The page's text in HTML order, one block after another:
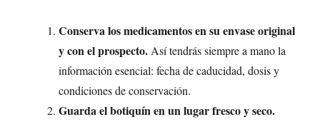
Conserva los medicamentos en su envase original
y con el prospecto.Así tendrás siempre a mano la
información esencial: fecha de caducidad, dosis y
condiciones de conservación.
Guarda el botiquín en un lugar fresco y seco.